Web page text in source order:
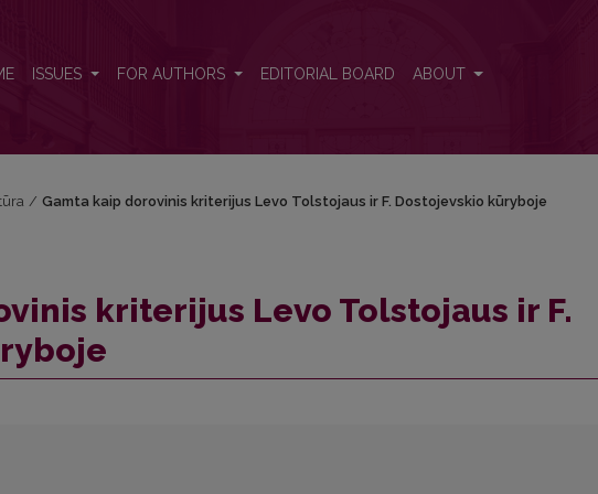
ISSUES FOR AUTHORS EDITORIAL BOARD ABOUT
/ Gamta kaip dorovinis kriterijus Levo Tolstojaus ir F. Dostojevskio kūryboje
kriterijus Levo Tolstojaus ir F.